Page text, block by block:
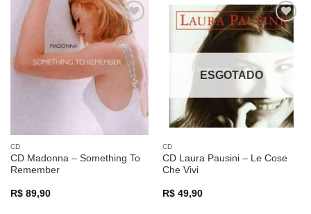
Adicionar
a lista de
desejos
CD
CD Madonna – Something To
Remember
R$89,90
Adicionar
a lista de
ESGOTADO
CD
CD Laura Pausini – Le Cose
Che Vivi
R$49,90